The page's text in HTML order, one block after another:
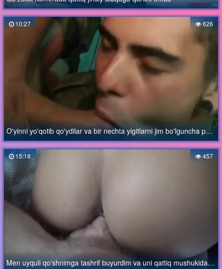
10:27 626
O'yinni yo'qotib qo'ydilar va bir nechta yigitlarni jim bo'lguncha portlatdilar
15:18 457
Men uyquli qo'shnimga tashrif buyurdim va uni qattiq mushukida sikdim